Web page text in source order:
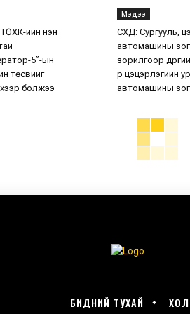
ийн нэн
5”-ын
төсвийг
болжээ
Мэдээ
СХД: Сургууль,
автомашины
зорилгоор
р цэцэрлэгийн
автомашины
БИДНИЙ ТУХАЙ